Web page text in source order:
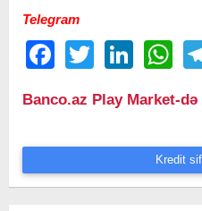
Telegram
FacebookTwitter LinkedIn
Banco.az Play Market-də
Kredit